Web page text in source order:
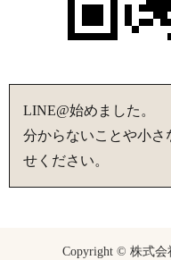
LINE@始めました。
分からないことや小さ
せください。
Copyright © 株式会